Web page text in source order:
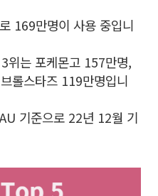
169만명이 사용 중입니
위는 포케몬고 157만명,
롤스타즈 119만명입니
기준으로 22년 12월 기